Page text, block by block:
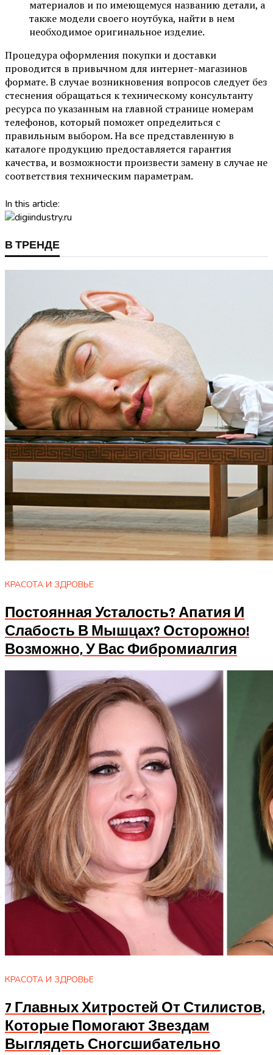
материалов и по имеющемуся названию детали, а
также модели своего ноутбука, найти в нем
необходимое оригинальное изделие.
Процедура оформления покупки и доставки
проводится в привычном для интернет-магазинов
формате. В случае возникновения вопросов следует без
стеснения обращаться к техническому консультанту
ресурса по указанным на главной странице номерам
телефонов, который поможет определиться с
правильным выбором. На все представленную в
каталоге продукцию предоставляется гарантия
качества, и возможности произвести замену в случае не
соответствия техническим параметрам.
In this article:
В ТРЕНДЕ
КРАСОТА И ЗДРОВЬЕ
Постоянная Усталость? Апатия И
Слабость В Мышцах? Осторожно!
Возможно, У Вас Фибромиалгия
КРАСОТА И ЗДРОВЬЕ
7 Главных Хитростей От Стилистов,
Которые Помогают Звездам
Выглядеть Сногсшибательно